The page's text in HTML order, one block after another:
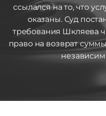
ссылался на то, что
оказаны. Суд
требования Шкляева
право на возврат